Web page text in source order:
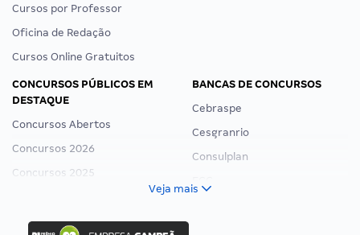
Cursos por Professor
Oficina de Redação
Cursos Online Gratuitos
CONCURSOS PÚBLICOS EM
DESTAQUE
Concursos Abertos
Concursos 2026
Concursos 2025
Concurso Ibama
BANCAS DE CONCURSOS
Cebraspe
Cesgranrio
Consulplan
Veja mais